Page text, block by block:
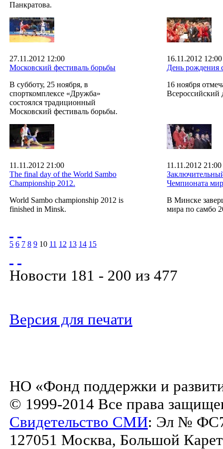
Панкратова.
27.11.2012 12:00
Московский фестиваль борьбы
В субботу, 25 ноября, в
спорткомплексе «Дружба»
состоялся традиционный
Московский фестиваль борьбы.
16.11.2012 12:00
День рождения
16 ноября
Всероссийский
11.11.2012 21:00
The final day of the World Sambo
Championship 2012.
World Sambo championship 2012 is
finished in Minsk.
11.11.2012 21:00
Чемпионата
В Минске
мира по самбо
5 6 7 8 9 10 11 12 13 14 15
Новости 181 - 200 из 477
Версия для печати
НО «Фонд поддержки и
© 1999-2014 Все права
Свидетельство СМИ: Эл №
127051 Москва, Большой